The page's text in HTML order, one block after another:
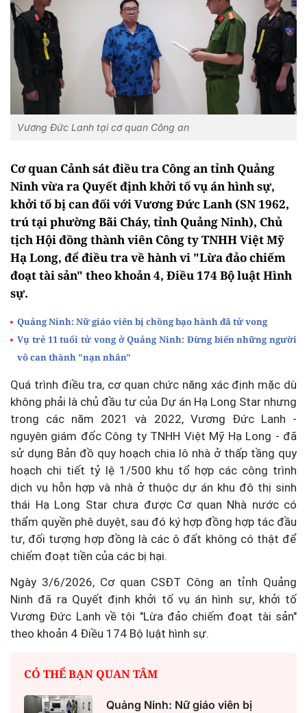
Vương Đức Lanh tại cơ quan Công an
Cơ quan Cảnh sát điều tra Công an tỉnh Quảng
Ninh vừa ra Quyết định khởi tố vụ án hình sự,
khởi tố bị can đối với Vương Đức Lanh (SN 1962,
trú tại phường Bãi Cháy, tỉnh Quảng Ninh), Chủ
tịch Hội đồng thành viên Công ty TNHH Việt Mỹ
Hạ Long, để điều tra về hành vi "Lừa đảo chiếm
đoạt tài sản" theo khoản 4, Điều 174 Bộ luật Hình
sự.
Quảng Ninh: Nữ giáo viên bị chồng bạo hành đã tử vong
Vụ trẻ 11 tuổi tử vong ở Quảng Ninh: Đừng biến những người
vô can thành "nạn nhân"
Quá trình điều tra, cơ quan chức năng xác định mặc dù
không phải là chủ đầu tư của Dự án Hạ Long Star nhưng
trong các năm 2021 và 2022, Vương Đức Lanh -
nguyên giám đốc Công ty TNHH Việt Mỹ Hạ Long - đã
sử dụng Bản đồ quy hoạch chia lô nhà ở thấp tầng quy
hoạch chi tiết tỷ lệ 1/500 khu tổ hợp các công trình
dịch vụ hỗn hợp và nhà ở thuộc dự án khu đô thị sinh
thái Hạ Long Star chưa được Cơ quan Nhà nước có
thẩm quyền phê duyệt, sau đó ký hợp đồng hợp tác đầu
tư, đối tượng hợp đồng là các ô đất không có thật để
chiếm đoạt tiền của các bị hại.
Ngày 3/6/2026, Cơ quan CSĐT Công an tỉnh Quảng
Ninh đã ra Quyết định khởi tố vụ án hình sự, khởi tố
Vương Đức Lanh về tội "Lừa đảo chiếm đoạt tài sản"
theo khoản 4 Điều 174 Bộ luật hình sự.
CÓ THỂ BẠN QUAN TÂM
Quảng Ninh: Nữ giáo viên bị